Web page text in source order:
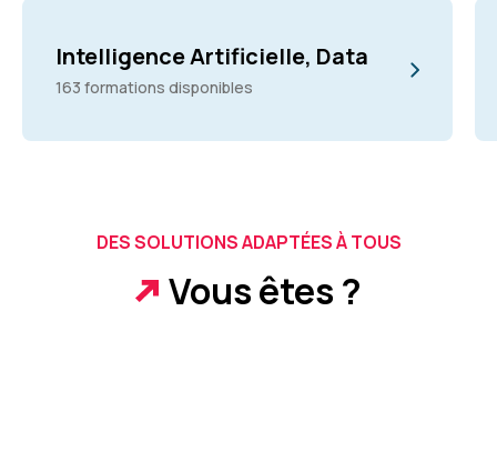
Intelligence Artificielle, Data
163 formations disponibles
DES SOLUTIONS ADAPTÉES À TOUS
Vous êtes ?